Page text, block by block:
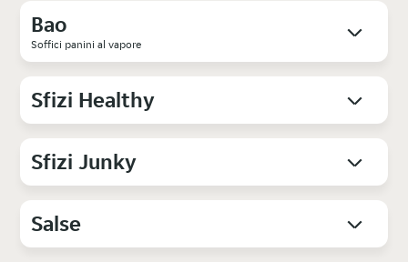
Bao
Soffici panini al vapore
Sfizi Healthy
Sfizi Junky
Salse